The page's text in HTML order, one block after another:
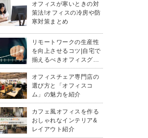
オフィスが寒いときの対
策法!オフィスの冷房や防
寒対策まとめ
リモートワークの生産性
を向上させるコツ|自宅で
揃えるべきオフィスグッ
ズおすすめ3選
オフィスチェア専門店の
選び方と「オフィスコ
ム」の魅力を紹介
カフェ風オフィスを作る
おしゃれなインテリア&
レイアウト紹介